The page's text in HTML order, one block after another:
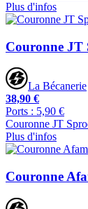
Plus d'infos
Couronne JT
La Bécanerie
38,90 €
Ports : 5,90 €
Couronne JT
Plus d'infos
Couronne